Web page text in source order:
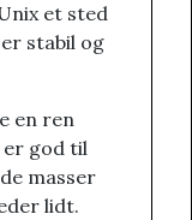
et sted
stabil og
en ren
er god til
masser
lidt.